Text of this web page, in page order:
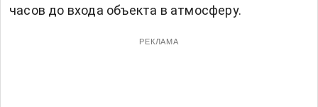
часов до входа объекта в атмосферу.
РЕКЛАМА